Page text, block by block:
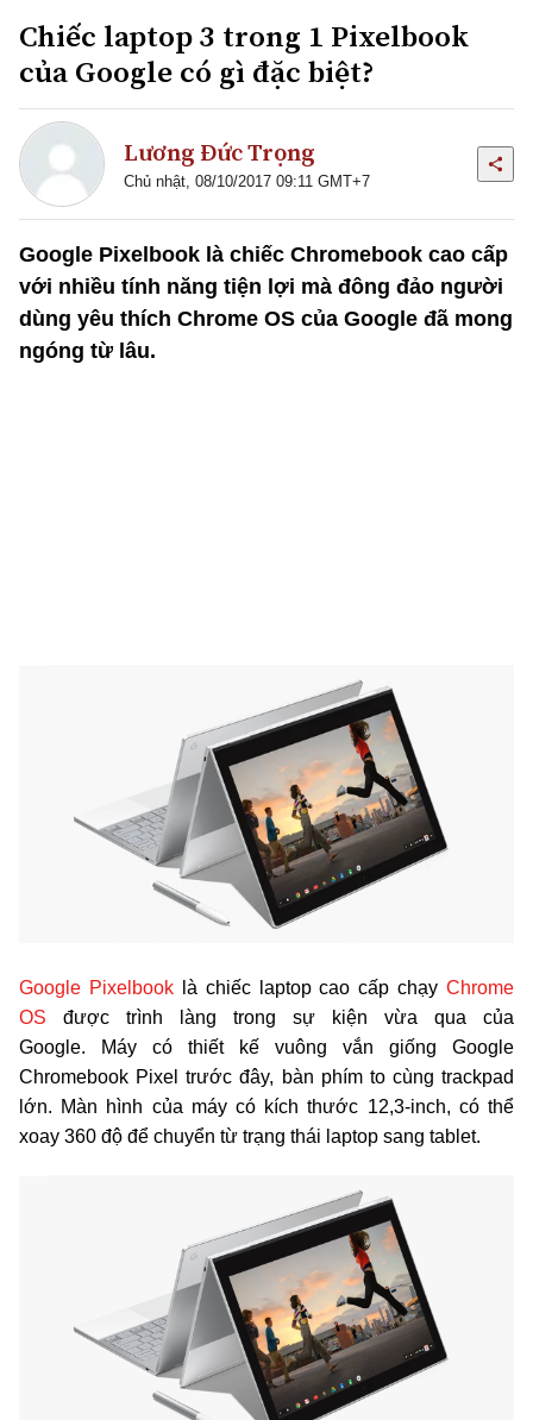
Chiếc laptop 3 trong 1 Pixelbook
của Google có gì đặc biệt?
Lương Đức Trọng
Chủ nhật, 08/10/2017 09:11 GMT+7
Google Pixelbook là chiếc Chromebook cao cấp
với nhiều tính năng tiện lợi mà đông đảo người
dùng yêu thích Chrome OS của Google đã mong
ngóng từ lâu.
Google Pixelbooklà chiếc laptop cao cấp chạy Chrome
OS được trình làng trong sự kiện vừa qua của
Google. Máy có thiết kế vuông vắn giống Google
Chromebook Pixel trước đây, bàn phím to cùng trackpad
lớn. Màn hình của máy có kích thước 12,3-inch, có thể
xoay 360 độ để chuyển từ trạng thái laptop sang tablet.